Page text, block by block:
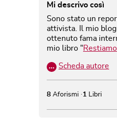
Mi descrivo così
Sono stato un
attivista. Il mio
ottenuto fama
mio libro "
… Scheda autore
8 Aforismi 1 Libri